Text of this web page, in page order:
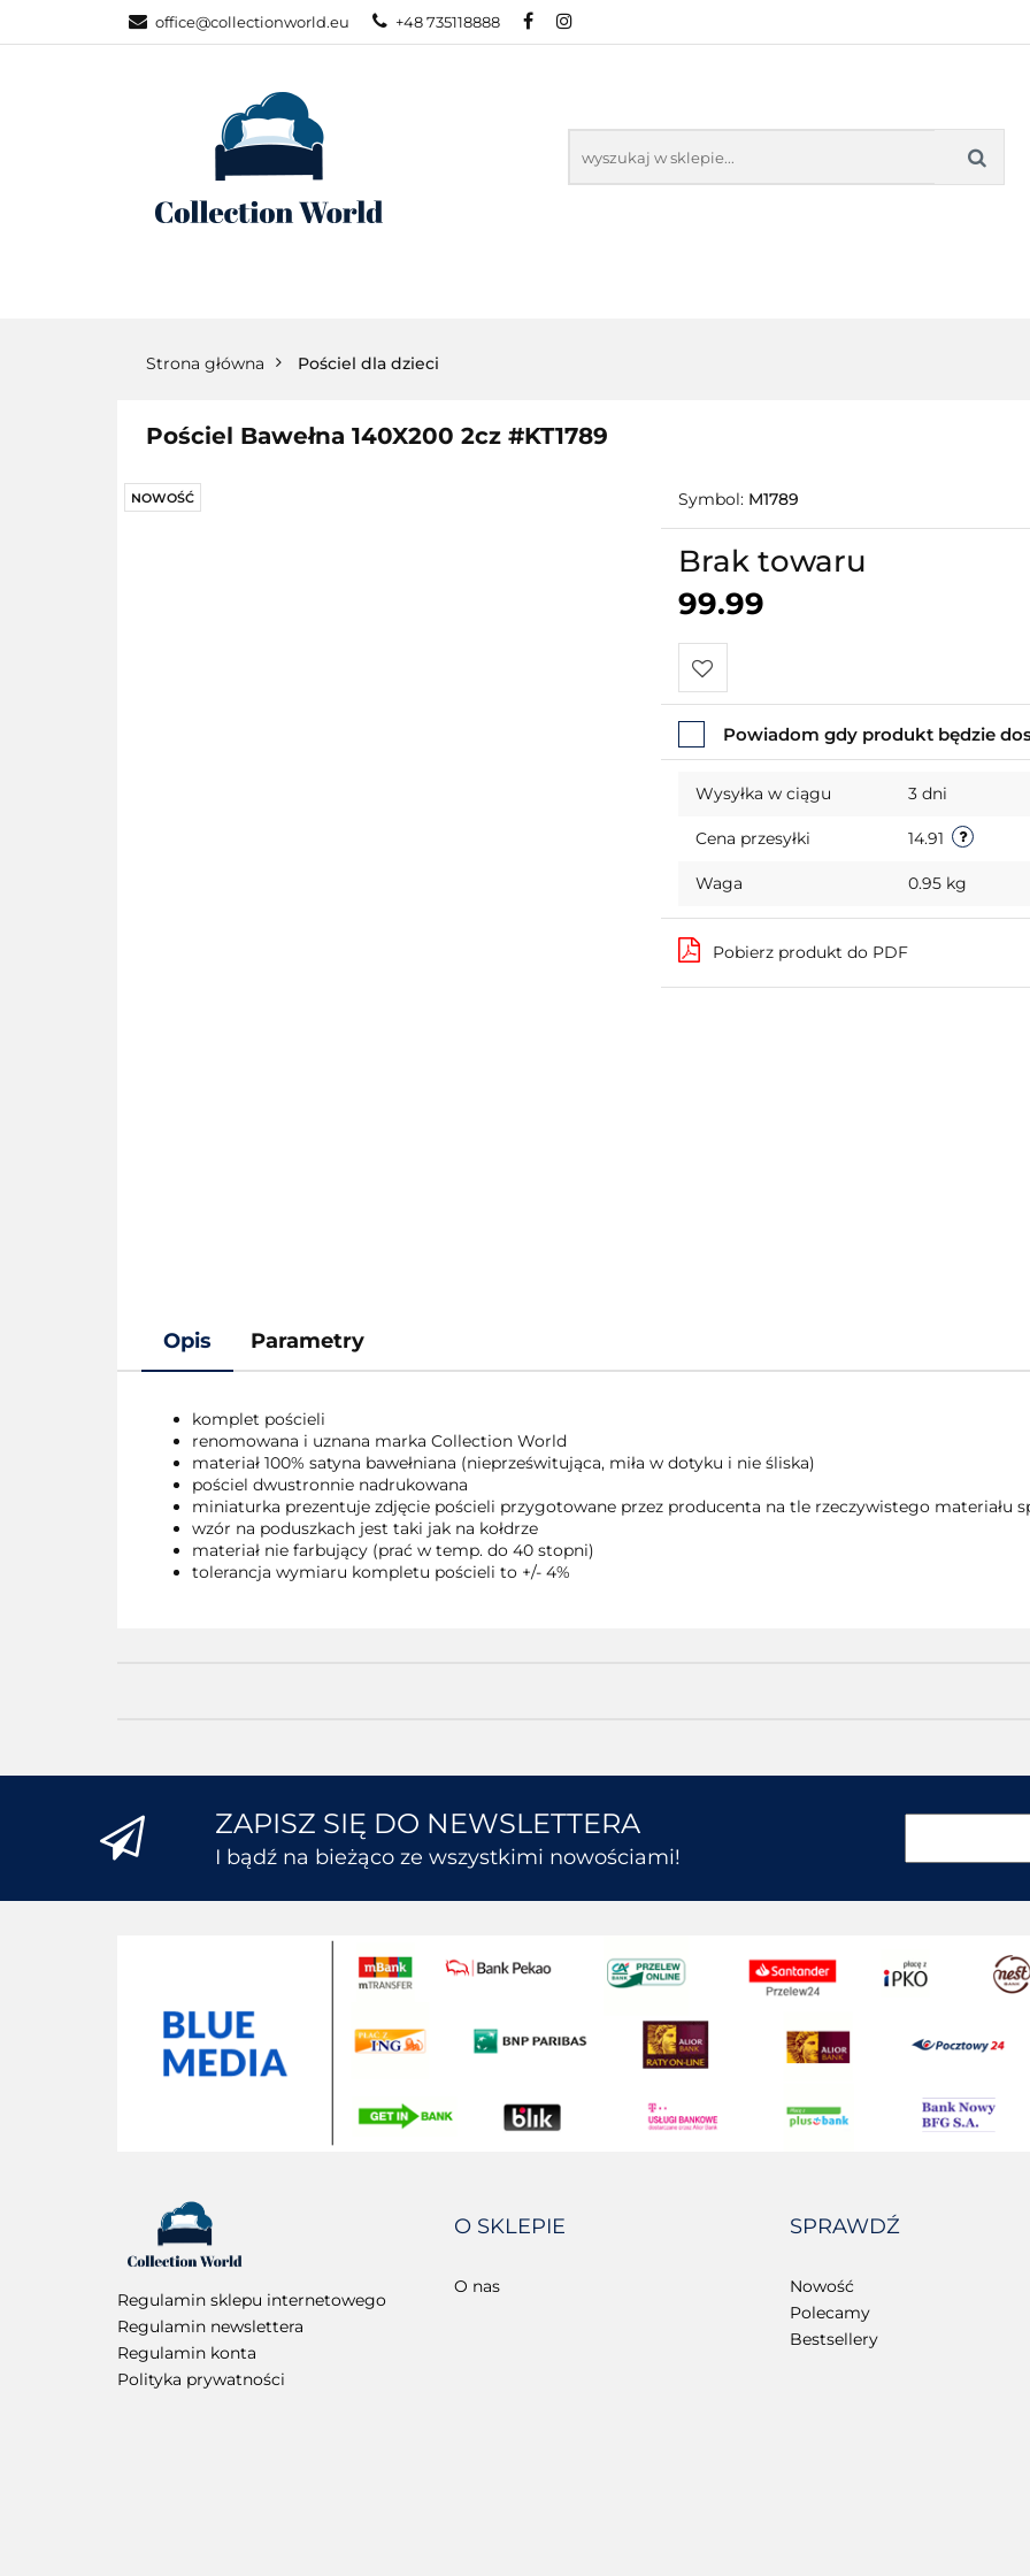
office@collectionworld.eu +48 735118888
KATEGORIE NOWOŚCI
Strona główna Pościel dla dzieci
Pościel Bawełna 140X200 2cz #KT1789
NOWOŚĆ Symbol: M1789
Brak towaru
99.99
Do
przechowalni
Powiadom gdy produkt będzie
Wysyłka w ciągu 3 dni
Cena przesyłki 14.91
Waga 0.95 kg
Pobierz produkt do PDF
Opis Parametry
komplet pościeli
renomowana i uznana marka Collection World
materiał 100% satyna bawełniana (nieprześwitująca, miła w dotyku i nie śliska)
pościel dwustronnie nadrukowana
miniaturka prezentuje zdjęcie pościeli przygotowane przez producenta na tle rzeczywistego materiału
wzór na poduszkach jest taki jak na kołdrze
materiał nie farbujący (prać w temp. do 40 stopni)
tolerancja wymiaru kompletu pościeli to +/- 4%
ZAPISZ SIĘ DO NEWSLETTERA
I bądź na bieżąco ze wszystkimi nowościami!
Regulamin sklepu internetowego
Regulamin newslettera
Regulamin konta
Polityka prywatności
O SKLEPIE
O nas
SPRAWDŹ
Nowość
Polecamy
Bestsellery